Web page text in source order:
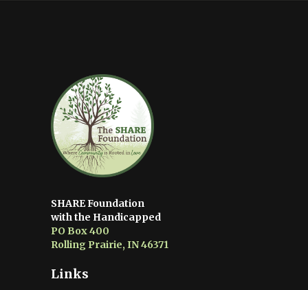
SHARE Foundation
with the Handicapped
PO Box 400
Rolling Prairie, IN 46371
Links